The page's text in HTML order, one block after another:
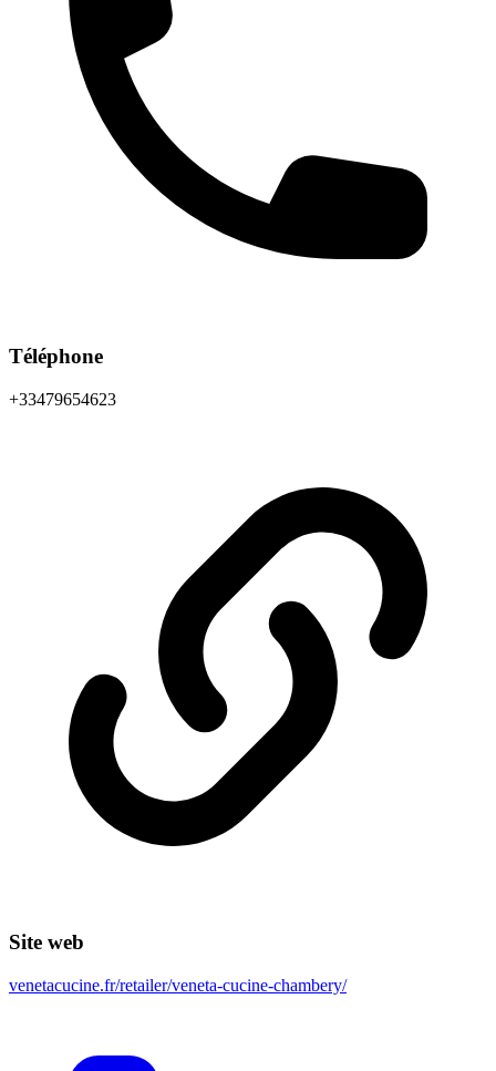
Téléphone
+33479654623
Site web
venetacucine.fr/retailer/veneta-cucine-chambery/